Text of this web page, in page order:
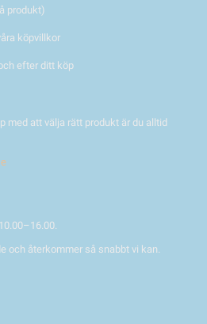
produkt)
köpvillkor
efter ditt köp
med att välja rätt produkt är du alltid
och återkommer så snabbt vi kan.